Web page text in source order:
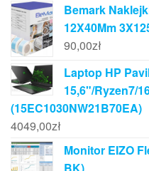
Bemark
12X40Mm
90,00zł
Laptop HP
15,6"/Ryzen7/
(15EC1030NW21B70EA)
4049,00zł
Monitor EIZO
BK)